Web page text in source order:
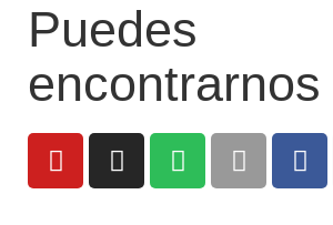
Puedes
encontrarnos